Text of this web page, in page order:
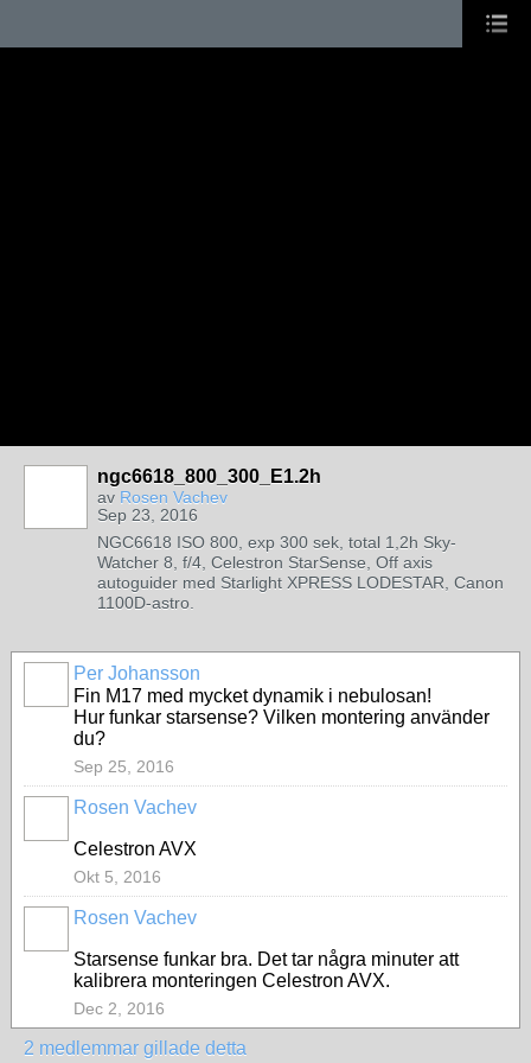
ngc6618_800_300_E1.2h
av Rosen Vachev
Sep 23, 2016
NGC6618 ISO 800, exp 300 sek, total 1,2h Sky-
Watcher 8, f/4, Celestron StarSense, Off axis
autoguider med Starlight XPRESS LODESTAR, Canon
1100D-astro.
Per Johansson
Fin M17 med mycket dynamik i nebulosan!
Hur funkar starsense? Vilken montering använder
du?
Sep 25, 2016
Rosen Vachev
Celestron AVX
Okt 5, 2016
Rosen Vachev
Starsense funkar bra. Det tar några minuter att
kalibrera monteringen Celestron AVX.
Dec 2, 2016
2 medlemmar gillade detta